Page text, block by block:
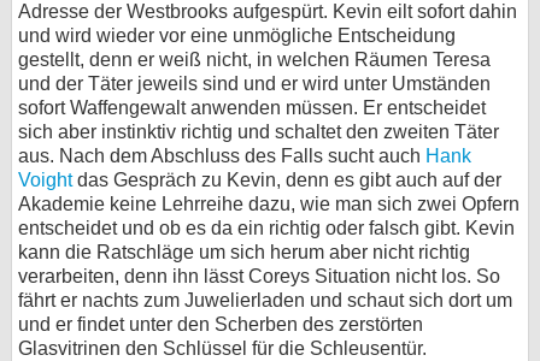
Adresse der Westbrooks aufgespürt. Kevin eilt sofort dahin
und wird wieder vor eine unmögliche Entscheidung
gestellt, denn er weiß nicht, in welchen Räumen Teresa
und der Täter jeweils sind und er wird unter Umständen
sofort Waffengewalt anwenden müssen. Er entscheidet
sich aber instinktiv richtig und schaltet den zweiten Täter
aus. Nach dem Abschluss des Falls sucht auch Hank
Voightdas Gespräch zu Kevin, denn es gibt auch auf der
Akademie keine Lehrreihe dazu, wie man sich zwei Opfern
entscheidet und ob es da ein richtig oder falsch gibt. Kevin
kann die Ratschläge um sich herum aber nicht richtig
verarbeiten, denn ihn lässt Coreys Situation nicht los. So
fährt er nachts zum Juwelierladen und schaut sich dort um
und er findet unter den Scherben des zerstörten
Glasvitrinen den Schlüssel für die Schleusentür.